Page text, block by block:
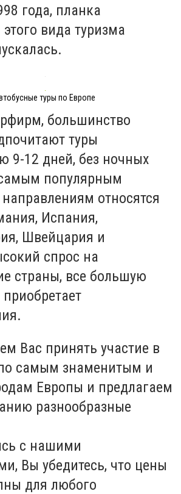
года, планка
вида туризма
туры по Европе
большинство
туры
9-12 дней, без ночных
популярным
относятся
Испания,
Швейцария и
спрос на
страны, все большую
Вас принять участие в
самым знаменитым и
Европы и предлагаем
разнообразные
с нашими
Вы убедитесь, что цены
для любого